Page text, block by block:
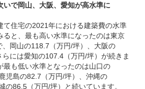
いで岡山、大阪、愛知が高水準に
て住宅の2021年における建築費の水準
ると、最も高い水準になったのは東京
岡山の118.7（万円/坪）、大阪の
には愛知の107.4（万円/坪）が続きま
最も低い水準となったのは山口の
児島の82.7（万円/坪）、沖縄の
の86.5（万円/坪）と続いています。